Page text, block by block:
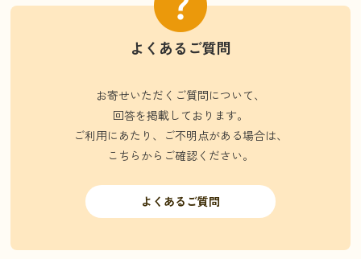
よくあるご質問
お寄せいただくご質問について、
回答を掲載しております。
ご利用にあたり、ご不明点がある場合は、
こちらからご確認ください。
よくあるご質問